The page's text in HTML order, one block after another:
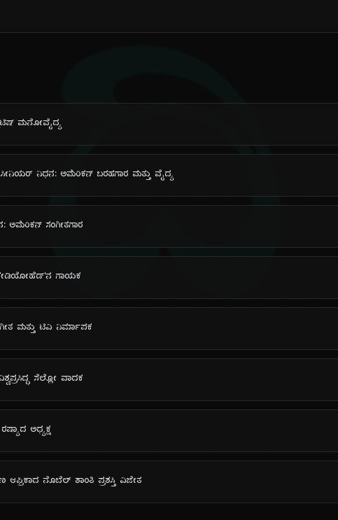
ದಿ
ಮನೋವೈದ್ಯ
ನಿಧನ: ಅಮೆರಿಕನ್ ಬರಹಗಾರ ಮತ್ತು ವೈದ್ಯ
ಅಮೆರಿಕನ್ ಸಂಗೀತಗಾರ
ಗಾಯಕ
ಮತ್ತು ಟಿವಿ ನಿರ್ಮಾಪಕ
ಸೆಲ್ಲೋ ವಾದಕ
ಅಧ್ಯಕ್ಷ
ಆಫ್ರಿಕಾದ ನೊಬೆಲ್ ಶಾಂತಿ ಪ್ರಶಸ್ತಿ ವಿಜೇತ